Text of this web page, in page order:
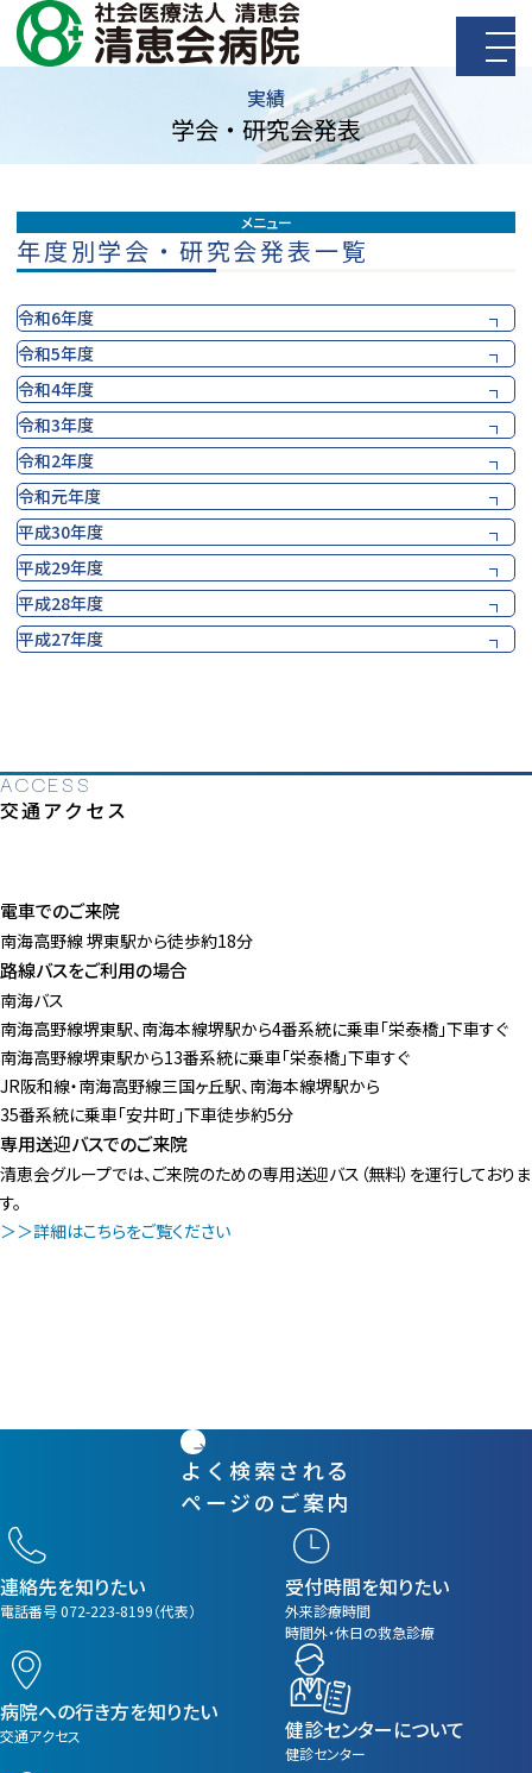
入院のご案内
診療科・センター・部門紹介
医療関係の方へ
健康診断
採用情報
072-223-8199
実績
学会・研究会発表
メニュー
年度別学会・研究会発表一覧
令和6年度
令和5年度
令和4年度
令和3年度
令和2年度
令和元年度
平成30年度
平成29年度
平成28年度
平成27年度
交通アクセス
ACCESS
電車でのご来院
南海高野線 堺東駅から徒歩約18分
路線バスをご利用の場合
南海バス
南海高野線堺東駅、南海本線堺駅から4番系統に乗車「栄泰橋」下車すぐ
南海高野線堺東駅から13番系統に乗車「栄泰橋」下車すぐ
JR阪和線・南海高野線三国ヶ丘駅、南海本線堺駅から
35番系統に乗車「安井町」下車徒歩約5分
専用送迎バスでのご来院
清恵会グループでは、ご来院のための専用送迎バス（無料）を運行しておりま
す。
＞＞詳細はこちらをご覧ください
よく検索される
ページのご案内
連絡先を知りたい
電話番号 072-223-8199（代表）
受付時間を知りたい
外来診療時間
時間外・休日の救急診療
病院への行き方を知りたい
交通アクセス 健診センターについて
健診センター